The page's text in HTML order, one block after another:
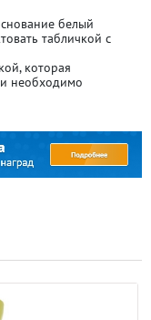
белый
табличкой с
которая
необходимо